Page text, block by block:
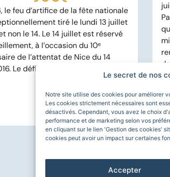
Le secret de nos
Notre site utilise des cookies pour améliorer
Les cookies strictement nécessaires sont
désactivés. Cependant, vous avez le choix
performance et de marketing selon vos
en cliquant sur le lien 'Gestion des cookies'
cookies peut avoir un impact sur certaines
Accepter
le feu d’artifice de la fête nationale
tiré le lundi 13 juillet
non le 14. Le 14 juillet est réservé
à l’occasion du 10ᵉ
de l’attentat de Nice du 14
Le défilé militaire, lui, se tient
En savoir plus